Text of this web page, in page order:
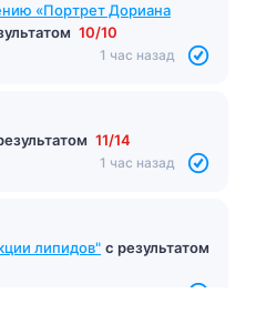
«Портрет Дориана
10/10
1 час назад
11/14
1 час назад
липидов" с результатом